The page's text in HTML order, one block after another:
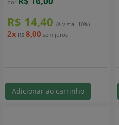
por
R$ 14,40 (à vista -10%)
2x R$ 8,00 sem juros
Adicionar ao carrinho